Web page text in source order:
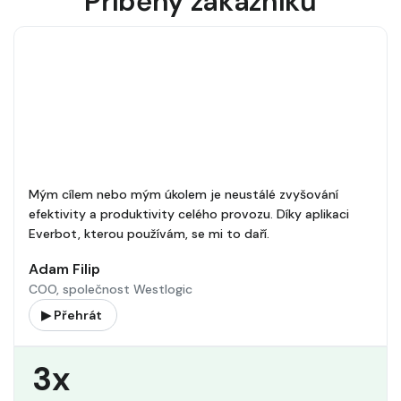
Mým cílem nebo mým úkolem je neustálé zvyšování
efektivity a produktivity celého provozu. Díky aplikaci
Everbot, kterou používám, se mi to daří.
Adam Filip
COO, společnost Westlogic
▶ Přehrát
3x